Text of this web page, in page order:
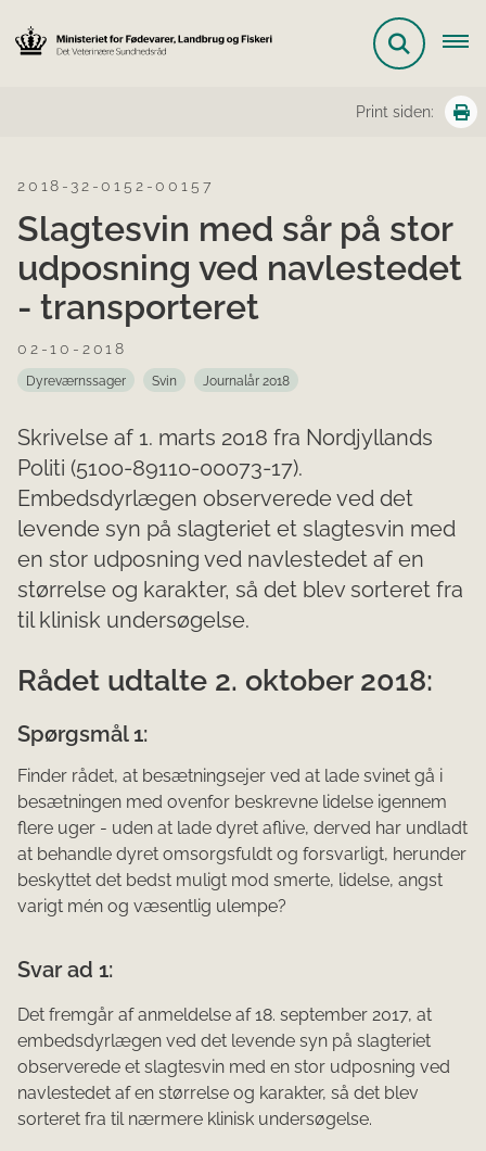
Print siden:
2018-32-0152-00157
Slagtesvin med sår på stor
udposning ved navlestedet
- transporteret
02-10-2018
Dyreværnssager Svin Journalår 2018
Skrivelse af 1. marts 2018 fra Nordjyllands
Politi (5100-89110-00073-17).
Embedsdyrlægen observerede ved det
levende syn på slagteriet et slagtesvin med
en stor udposning ved navlestedet af en
størrelse og karakter, så det blev sorteret fra
til klinisk undersøgelse.
Rådet udtalte 2. oktober 2018:
Spørgsmål 1:
Finder rådet, at besætningsejer ved at lade svinet gå i
besætningen med ovenfor beskrevne li­delse igennem
flere uger - uden at lade dyret aflive, derved har undladt
at behandle dyret omsorgsfuldt og forsvarligt, herunder
beskyttet det bedst muligt mod smerte, lidelse, angst
varigt mén og væsentlig ulempe?
Svar ad 1:
Det fremgår af anmeldelse af 18. september 2017, at
embedsdyrlægen ved det levende syn på slagteriet
observerede et slagtesvin med en stor udposning ved
navlestedet af en størrelse og karakter, så det blev
sorteret fra til nærmere klinisk undersøgelse.